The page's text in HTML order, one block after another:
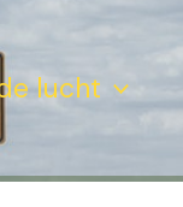
lucht